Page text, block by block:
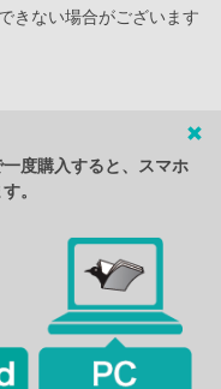
きない場合がございます
度購入すると、スマホ
。